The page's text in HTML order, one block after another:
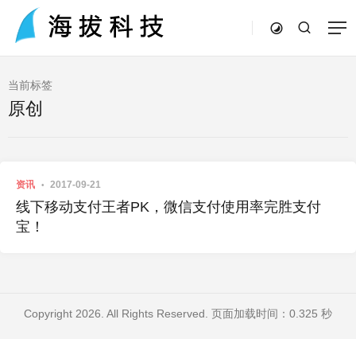
当前标签
原创
资讯 2017-09-21
线下移动支付王者PK，微信支付使用率完胜支付
宝！
Copyright 2026. All Rights Reserved. 页面加载时间：0.325 秒